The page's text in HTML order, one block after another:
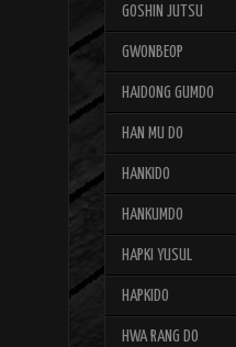
GOSHIN JUTSU
GWONBEOP
HAIDONG GUMDO
HAN MU DO
HANKIDO
HANKUMDO
HAPKI YUSUL
HAPKIDO
HWA RANG DO